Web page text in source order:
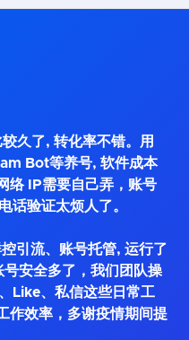
久了, 转化率不错。用
Bot等养号, 软件成本
络 IP需要自己弄，账号
话验证太烦人了。
引流、账号托管, 运行了
安全多了，我们团队操
Like、私信这些日常工
作效率，多谢疫情期间提